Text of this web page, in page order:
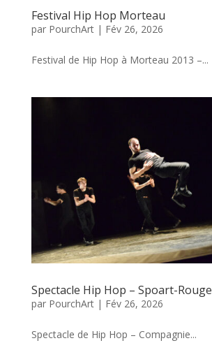
Festival Hip Hop Morteau
par PourchArt| Fév 26, 2026
Festival de Hip Hop à Morteau 2013 –...
Spectacle Hip Hop – Spoart-Rouge
par PourchArt| Fév 26, 2026
Spectacle de Hip Hop – Compagnie...